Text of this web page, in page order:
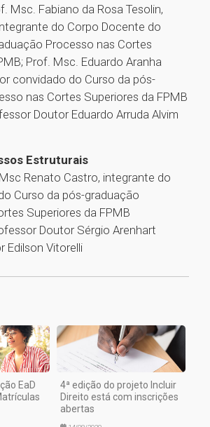
Msc. Fabiano da Rosa Tesolin,
do Corpo Docente do
Processo nas Cortes
Prof. Msc. Eduardo Aranha
convidado do Curso da pós-
nas Cortes Superiores da FPMB
Doutor Eduardo Arruda Alvim
Estruturais
Renato Castro, integrante do
Curso da pós-graduação
Superiores da FPMB
Doutor Sérgio Arenhart
Edilson Vitorelli
1
EaD
4ª edição do projeto Incluir
Direito está com inscrições
abertas